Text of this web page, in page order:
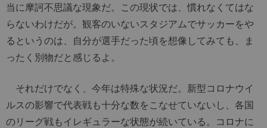
当に摩訶不思議な現象だ。この現状では、慣れなくてはな
らないわけだが。観客のいないスタジアムでサッカーをや
るというのは、自分が選手だった頃を想像してみても、ま
ったく別物だと感じるよ。
それだけでなく、今年は特殊な状況だ。新型コロナウイ
ルスの影響で代表戦も十分な数をこなせていないし、各国
のリーグ戦もイレギュラーな状態が続いている。コロナに